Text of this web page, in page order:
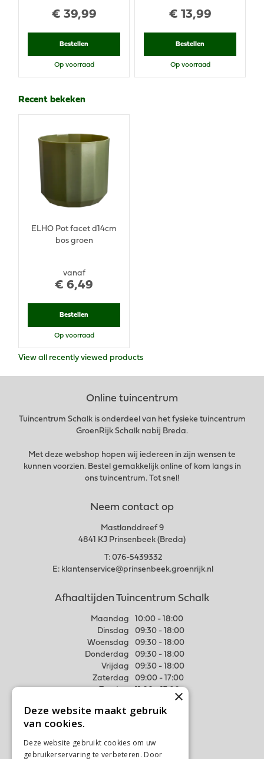
€ 39,99
Bestellen
Op voorraad
€ 13,99
Bestellen
Op voorraad
Recent bekeken
vanaf
€ 6,49
ELHO Pot facet d14cm
bos groen
Bestellen
Op voorraad
View all recently viewed products
Online tuincentrum
Tuincentrum Schalk is onderdeel van het fysieke tuincentrum
GroenRijk Schalk nabij Breda.
Met deze webshop hopen wij iedereen in zijn wensen te
kunnen voorzien. Bestel gemakkelijk online of kom langs in
ons tuincentrum. Tot snel!
Neem contact op
Mastlanddreef 9
4841 KJ Prinsenbeek (Breda)
T: 076-5439332
E: klantenservice@prinsenbeek.groenrijk.nl
Afhaaltijden Tuincentrum Schalk
Maandag
10:00 - 18:00
Dinsdag
09:30 - 18:00
Woensdag
09:30 - 18:00
Donderdag
09:30 - 18:00
Vrijdag
09:30 - 18:00
Zaterdag
09:00 - 17:00
Meer weten
Algemene voorwaarden
Privacy Statement
×
Deze website maakt gebruik
van cookies.
Deze website gebruikt cookies om uw
gebruikerservaring te verbeteren. Door